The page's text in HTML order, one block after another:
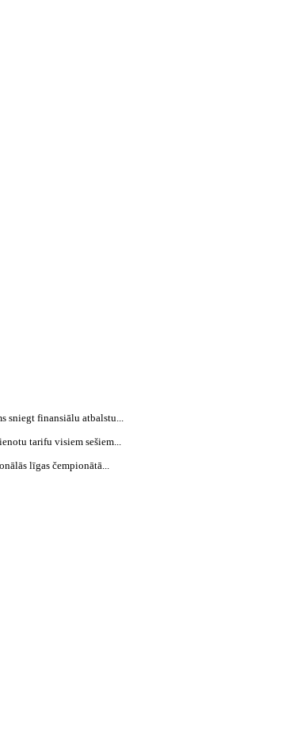
sniegt finansiālu atbalstu...
tarifu visiem sešiem...
līgas čempionātā...